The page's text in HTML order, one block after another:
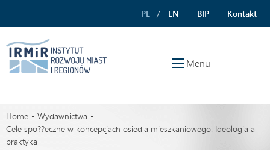
PL EN BIP Kontakt
Menu
Home
Wydawnictwa
Cele spo??eczne w koncepcjach osiedla mieszkaniowego. Ideologia a
praktyka